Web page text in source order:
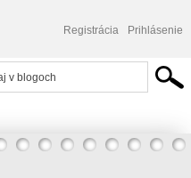
Registrácia Prihlásenie